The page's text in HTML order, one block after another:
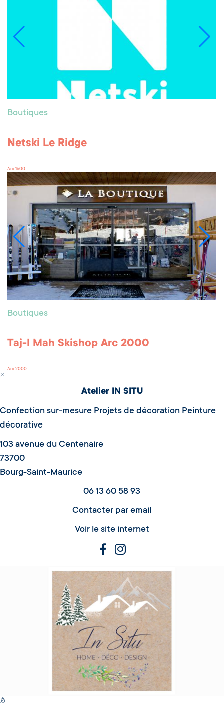
Boutiques
Netski Le Ridge
Arc 1600
Boutiques
Taj-I Mah Skishop Arc 2000
Arc 2000
Atelier IN SITU
Confection sur-mesure Projets de décoration Peinture
décorative
103 avenue du Centenaire
73700
Bourg-Saint-Maurice
06 13 60 58 93
Contacter par email
Voir le site internet
Switch Carte/Photos